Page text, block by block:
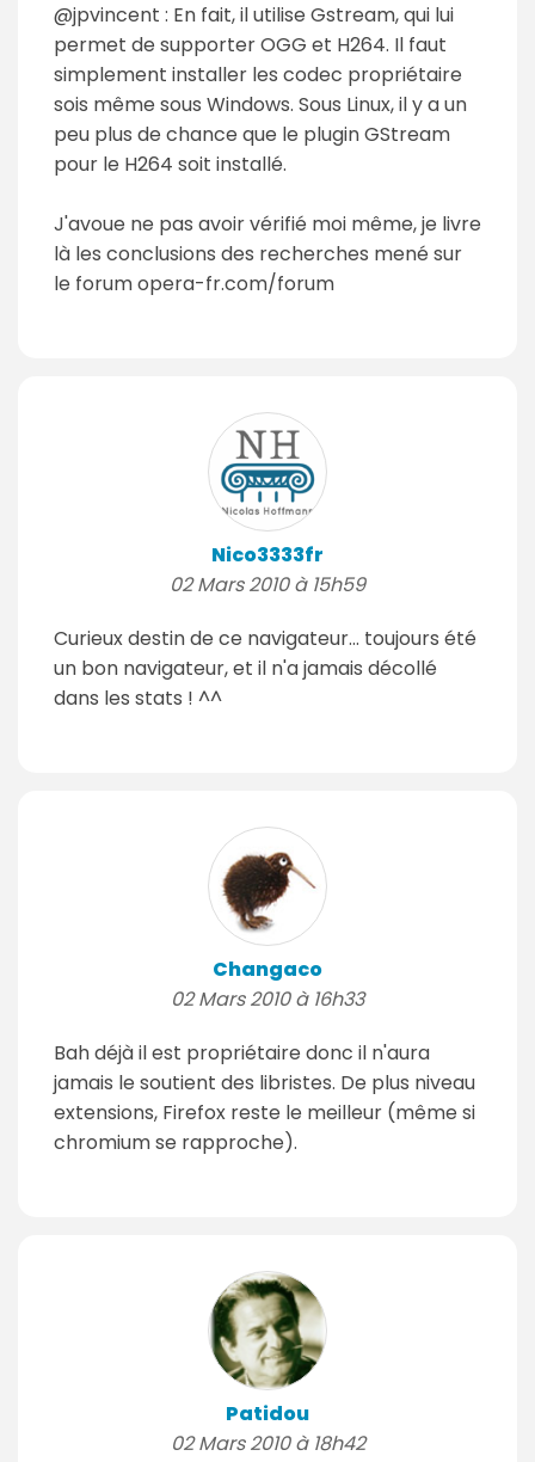
@jpvincent : En fait, il utilise Gstream, qui lui
permet de supporter OGG et H264. Il faut
simplement installer les codec propriétaire
sois même sous Windows. Sous Linux, il y a un
peu plus de chance que le plugin GStream
pour le H264 soit installé.
J'avoue ne pas avoir vérifié moi même, je livre
là les conclusions des recherches mené sur
le forum opera-fr.com/forum
Nico3333fr
02 Mars 2010 à 15h59
Curieux destin de ce navigateur... toujours été
un bon navigateur, et il n'a jamais décollé
dans les stats ! ^^
Changaco
02 Mars 2010 à 16h33
Bah déjà il est propriétaire donc il n'aura
jamais le soutient des libristes. De plus niveau
extensions, Firefox reste le meilleur (même si
chromium se rapproche).
Patidou
02 Mars 2010 à 18h42